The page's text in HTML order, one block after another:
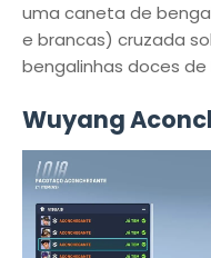
uma caneta de
e brancas) cruzada
bengalinhas doces de
Wuyang